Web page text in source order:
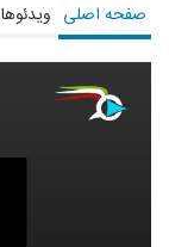
صفحه اصلی ویدئوها